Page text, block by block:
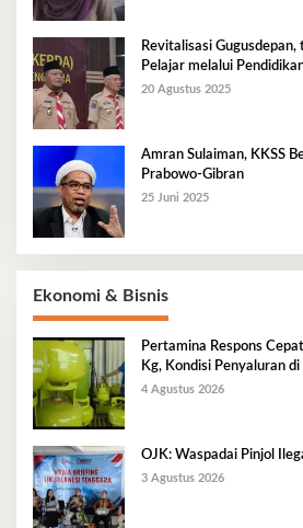
Revitalisasi
Pelajar melalui
20 Agustus 2025
Amran Sulaiman, KKSS
Prabowo-Gibran
25 Juni 2025
Ekonomi & Bisnis
Pertamina Respons
Kg, Kondisi Penyaluran
Berlangsung Kondusif
4 Agustus 2026
OJK: Waspadai Pinjol
3 Agustus 2026